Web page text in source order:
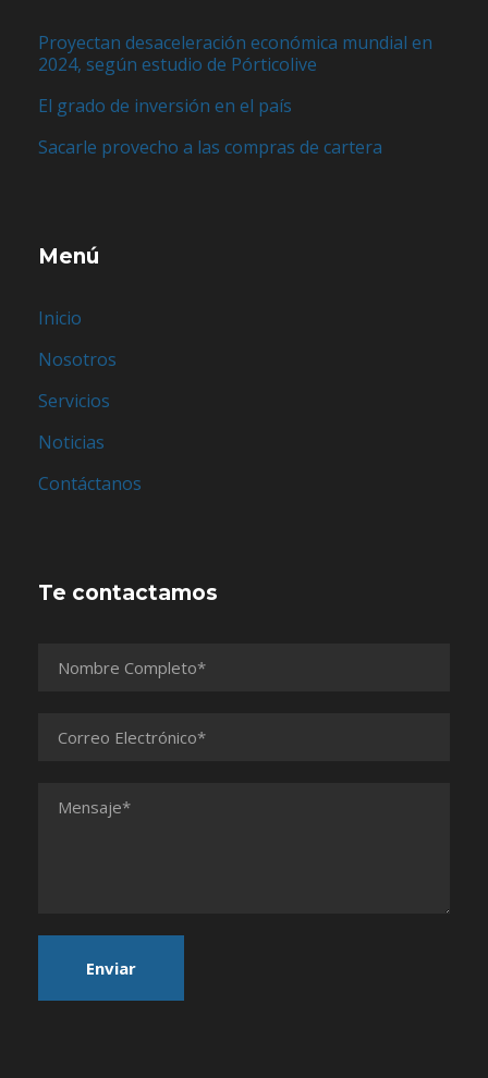
Proyectan desaceleración económica mundial en
2024, según estudio de Pórticolive
El grado de inversión en el país
Sacarle provecho a las compras de cartera
Menú
Inicio
Nosotros
Servicios
Noticias
Contáctanos
Te contactamos